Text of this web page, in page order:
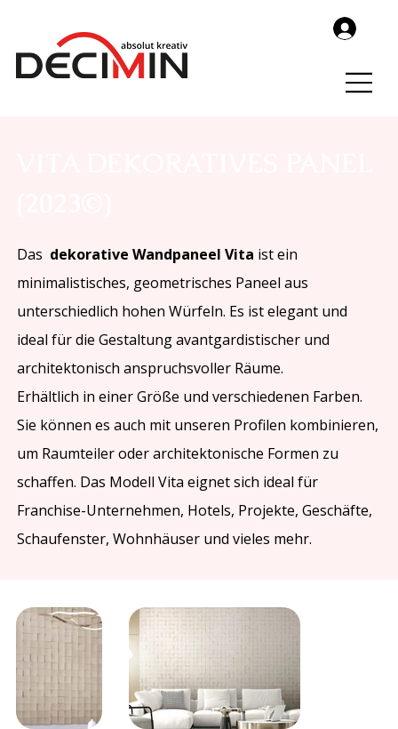
Das dekorative Wandpaneel Vita ist ein
minimalistisches, geometrisches Paneel aus
unterschiedlich hohen Würfeln. Es ist elegant und
ideal für die Gestaltung avantgardistischer und
architektonisch anspruchsvoller Räume.
Erhältlich in einer Größe und verschiedenen Farben.
Sie können es auch mit unseren Profilen kombinieren,
um Raumteiler oder architektonische Formen zu
schaffen. Das Modell Vita eignet sich ideal für
Franchise-Unternehmen, Hotels, Projekte, Geschäfte,
Schaufenster, Wohnhäuser und vieles mehr.